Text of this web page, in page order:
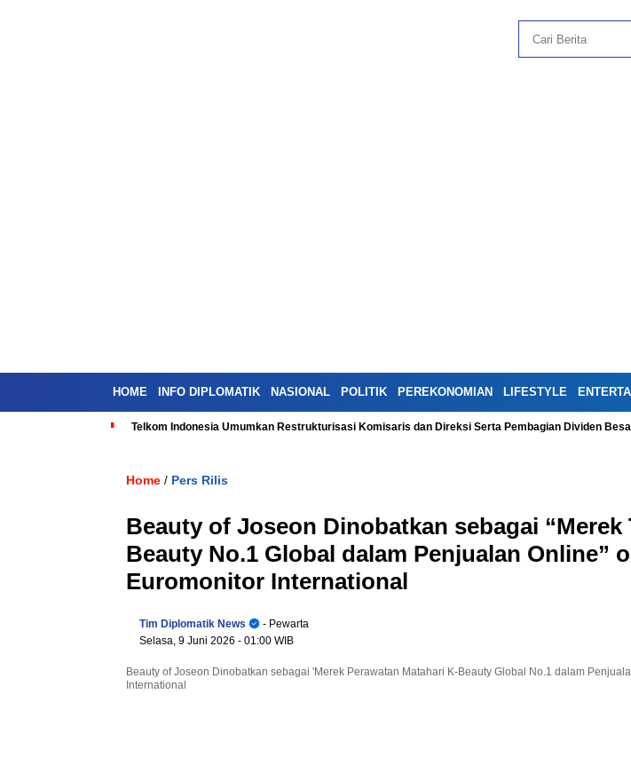
HOME INFO DIPLOMATIK NASIONAL POLITIK PEREKONOMIAN LIFESTYLE
Telkom Indonesia Umumkan Restrukturisasi Komisaris dan Direksi Serta Pembagian Dividen
Home / Pers Rilis
Beauty of Joseon Dinobatkan sebagai “Merek
Beauty No.1 Global dalam Penjualan Online”
Euromonitor International
Tim Diplomatik News
- Pewarta
Selasa, 9 Juni 2026 - 01:00 WIB
Beauty of Joseon Dinobatkan sebagai 'Merek Perawatan Matahari K-Beauty Global No.1 dalam
International